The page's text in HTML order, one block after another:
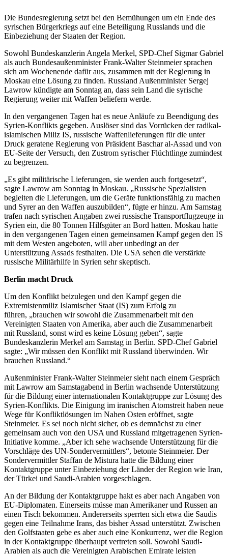
Die Bundesregierung setzt bei den Bemühungen um ein Ende des
syrischen Bürgerkriegs auf eine Beteiligung Russlands und die
Einbeziehung der Staaten der Region.
Sowohl Bundeskanzlerin Angela Merkel, SPD-Chef Sigmar Gabriel
als auch Bundesaußenminister Frank-Walter Steinmeier sprachen
sich am Wochenende dafür aus, zusammen mit der Regierung in
Moskau eine Lösung zu finden. Russland Außenminister Sergej
Lawrow kündigte am Sonntag an, dass sein Land die syrische
Regierung weiter mit Waffen beliefern werde.
In den vergangenen Tagen hat es neue Anläufe zu Beendigung des
Syrien-Konflikts gegeben. Auslöser sind das Vorrücken der radikal-
islamischen Miliz IS, russische Waffenlieferungen für die unter
Druck geratene Regierung von Präsident Baschar al-Assad und von
EU-Seite der Versuch, den Zustrom syrischer Flüchtlinge zumindest
zu begrenzen.
„Es gibt militärische Lieferungen, sie werden auch fortgesetzt“,
sagte Lawrow am Sonntag in Moskau. „Russische Spezialisten
begleiten die Lieferungen, um die Geräte funktionsfähig zu machen
und Syrer an den Waffen auszubilden“, fügte er hinzu. Am Samstag
trafen nach syrischen Angaben zwei russische Transportflugzeuge in
Syrien ein, die 80 Tonnen Hilfsgüter an Bord hatten. Moskau hatte
in den vergangenen Tagen einen gemeinsamen Kampf gegen den IS
mit dem Westen angeboten, will aber unbedingt an der
Unterstützung Assads festhalten. Die USA sehen die verstärkte
russische Militärhilfe in Syrien sehr skeptisch.
Berlin macht Druck
Um den Konflikt beizulegen und den Kampf gegen die
Extremistenmiliz Islamischer Staat (IS) zum Erfolg zu
führen, „brauchen wir sowohl die Zusammenarbeit mit den
Vereinigten Staaten von Amerika, aber auch die Zusammenarbeit
mit Russland, sonst wird es keine Lösung geben“, sagte
Bundeskanzlerin Merkel am Samstag in Berlin. SPD-Chef Gabriel
sagte: „Wir müssen den Konflikt mit Russland überwinden. Wir
brauchen Russland.“
Außenminister Frank-Walter Steinmeier sieht nach einem Gespräch
mit Lawrow am Samstagabend in Berlin wachsende Unterstützung
für die Bildung einer internationalen Kontaktgruppe zur Lösung des
Syrien-Konflikts. Die Einigung im iranischen Atomstreit haben neue
Wege für Konfliktlösungen im Nahen Osten eröffnet, sagte
Steinmeier. Es sei noch nicht sicher, ob es demnächst zu einer
gemeinsam auch von den USA und Russland mitgetragenen Syrien-
Initiative komme. „Aber ich sehe wachsende Unterstützung für die
Vorschläge des UN-Sondervermittlers“, betonte Steinmeier. Der
Sondervermittler Staffan de Mistura hatte die Bildung einer
Kontaktgruppe unter Einbeziehung der Länder der Region wie Iran,
der Türkei und Saudi-Arabien vorgeschlagen.
An der Bildung der Kontaktgruppe hakt es aber nach Angaben von
EU-Diplomaten. Einerseits müsse man Amerikaner und Russen an
einen Tisch bekommen. Andererseits sperrten sich etwa die Saudis
gegen eine Teilnahme Irans, das bisher Assad unterstützt. Zwischen
den Golfstaaten gebe es aber auch eine Konkurrenz, wer die Region
in der Kontaktgruppe überhaupt vertreten soll. Sowohl Saudi-
Arabien als auch die Vereinigten Arabischen Emirate leisten